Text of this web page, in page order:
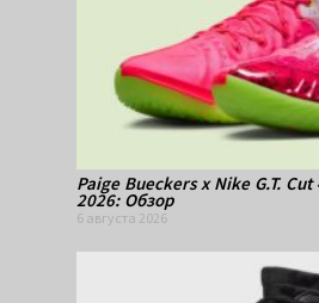
Paige Bueckers x Nike G.T.
2026: Обзор
6 августа 2026